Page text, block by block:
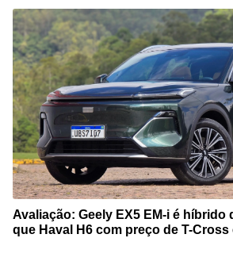
Avaliação: Geely EX5 EM-i é híbrido
que Haval H6 com preço de T-Cross